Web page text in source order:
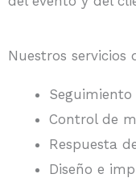
Nuestros servicios
Control de
Respuesta
Diseño e